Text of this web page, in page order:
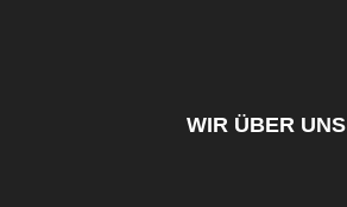
WIR ÜBER UNS